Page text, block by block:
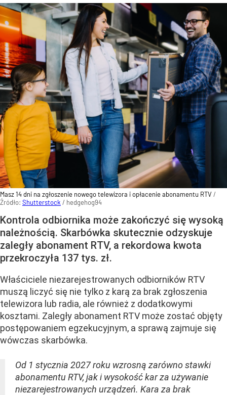
Masz 14 dni na zgłoszenie nowego telewizora i opłacenie abonamentu RTV /
Źródło: Shutterstock / hedgehog94
Kontrola odbiornika może zakończyć się wysoką
należnością. Skarbówka skutecznie odzyskuje
zaległy abonament RTV, a rekordowa kwota
przekroczyła 137 tys. zł.
Właściciele niezarejestrowanych odbiorników RTV
muszą liczyć się nie tylko z karą za brak zgłoszenia
telewizora lub radia, ale również z dodatkowymi
kosztami. Zaległy abonament RTV może zostać objęty
postępowaniem egzekucyjnym, a sprawą zajmuje się
wówczas skarbówka.
Od 1 stycznia 2027 roku wzrosną zarówno stawki
abonamentu RTV, jak i wysokość kar za używanie
niezarejestrowanych urządzeń. Kara za brak